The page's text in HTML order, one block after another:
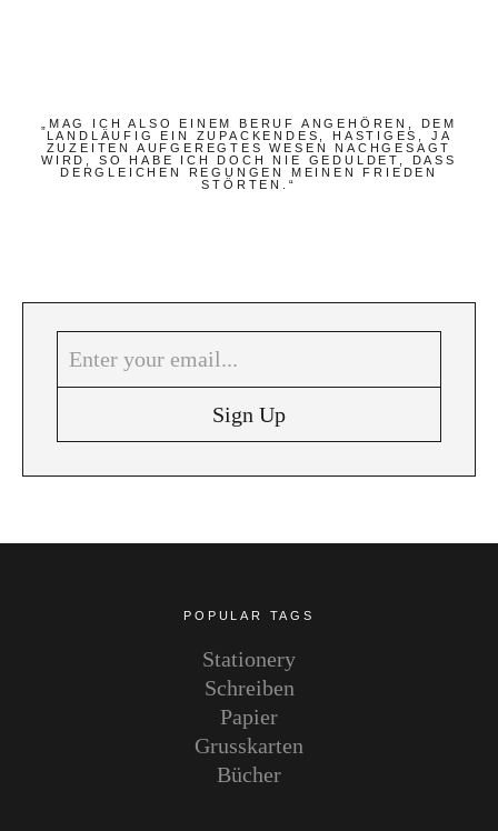
Zeitgeist
Deutsch
InstagramPinterest
„MAG ICH ALSO EINEM BERUF ANGEHÖREN, DEM
LANDLÄUFIG EIN ZUPACKENDES, HASTIGES, JA
ZUZEITEN AUFGEREGTES WESEN NACHGESAGT
WIRD, SO HABE ICH DOCH NIE GEDULDET, DASS
DERGLEICHEN REGUNGEN MEINEN FRIEDEN
STÖRTEN.“
POPULAR TAGS
Stationery
Schreiben
Papier
Grusskarten
Bücher